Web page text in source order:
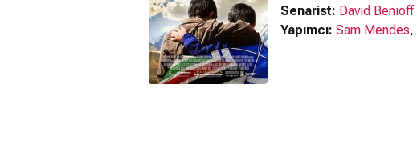
Senarist: David Benioff
Yapımcı: Sam Mendes,